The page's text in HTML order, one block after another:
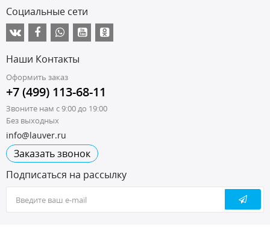
Социальные сети
Наши Контакты
Оформить заказ
+7 (499) 113-68-11
Звоните нам с 9:00 до 19:00
Без выходных
info@lauver.ru
Заказать звонок
Подписаться на рассылку